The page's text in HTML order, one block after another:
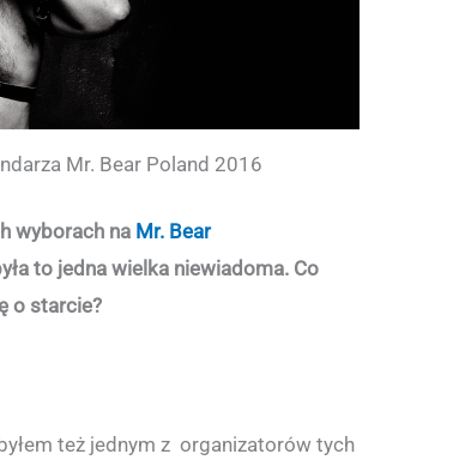
Mr. Bear Poland 2016
wyborach na Mr. Bear
to jedna wielka niewiadoma. Co
o starcie?
też jednym z organizatorów tych